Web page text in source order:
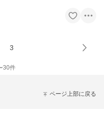
3
30件
ページ上部に戻る